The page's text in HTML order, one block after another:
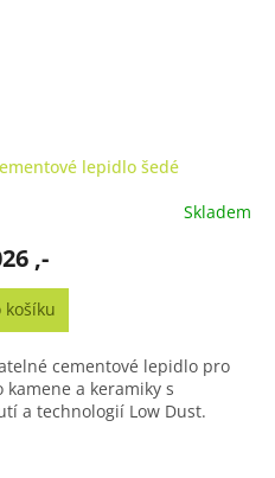
lepidlo šedé
Skladem
,-
košíku
cementové lepidlo pro
a keramiky s
a technologií Low Dust.